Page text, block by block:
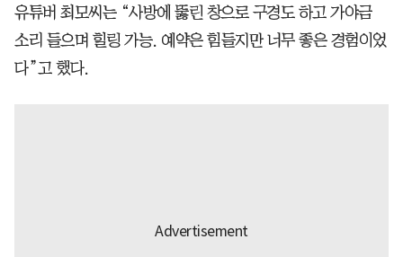
유튜버 최모씨는 “사방에 뚫린 창으로 구경도 하고 가야금
소리 들으며 힐링 가능. 예약은 힘들지만 너무 좋은 경험이었
다”고 했다.